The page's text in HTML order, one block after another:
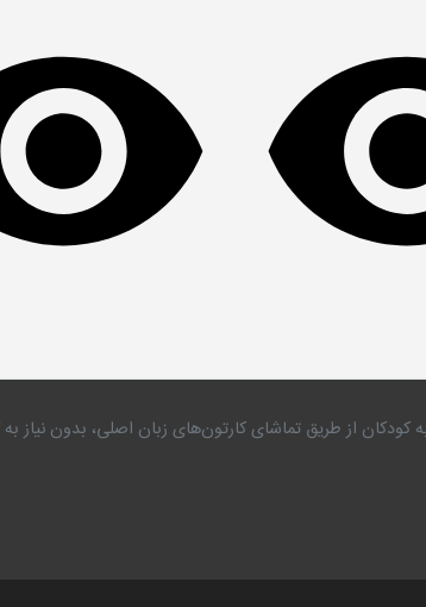
کودکان از طریق تماشای کارتون‌های زبان اصلی، بدون